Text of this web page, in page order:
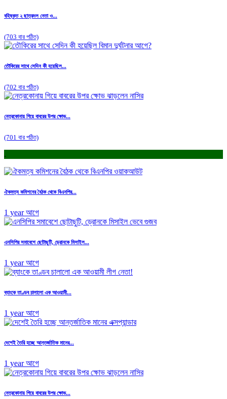
বহিষ্কৃত ২ ছাত্রদল নেতা ও...
(703 বার পঠিত)
তৌকিরের সাথে সেদিন কী হয়েছিল...
(702 বার পঠিত)
নেত্রকোনায় গিয়ে বাবরের উপর ক্ষোভ...
(701 বার পঠিত)
.
ঐকমত্য কমিশনের বৈঠক থেকে বিএনপির...
1 year আগে
এনসিপির সমাবেশে ছোটাছুটি, ড্রোনকে মিসাইল...
1 year আগে
ব্যাংকে তাণ্ডব চালালো এক আওয়ামী...
1 year আগে
দেশেই তৈরি হচ্ছে আন্তর্জাতিক মানের...
1 year আগে
নেত্রকোনায় গিয়ে বাবরের উপর ক্ষোভ...